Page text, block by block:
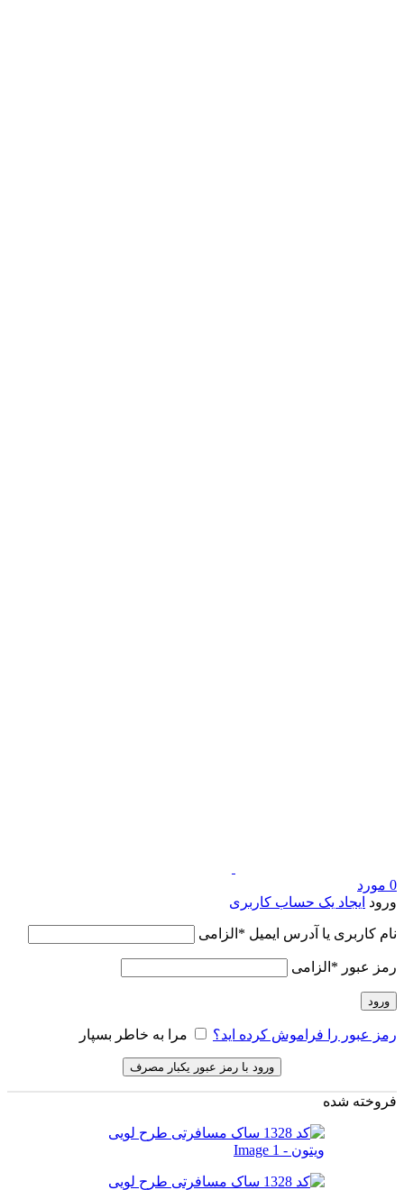
0 مورد
ورود ایجاد یک حساب کاربری
نام کاربری یا آدرس ایمیل * الزامی
رمز عبور * الزامی
ورود
رمز عبور را فراموش کرده اید؟ مرا به خاطر بسپار
ورود با رمز عبور یکبار مصرف
فروخته شده